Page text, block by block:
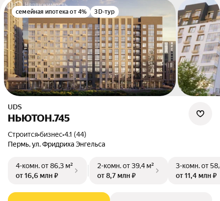
семейная ипотека от 4% 3D-тур
UDS
НЬЮТОН.745
Строится•бизнес•4.1 (44)
Пермь, ул. Фридриха Энгельса
4-комн.от 86,3 м²
от 16,6 млн ₽
2-комн.от 39,4 м²
от 8,7 млн ₽
3-комн.от
от 11,4 млн ₽